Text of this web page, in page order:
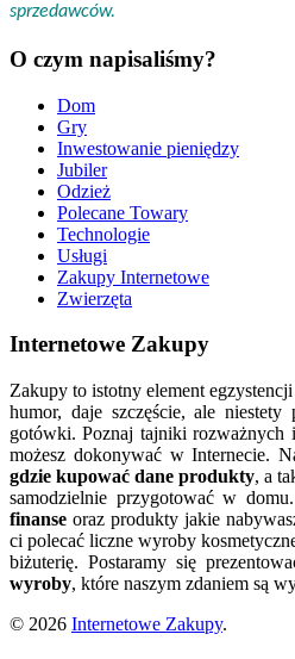
sprzedawców.
O czym napisaliśmy?
Dom
Gry
Inwestowanie pieniędzy
Jubiler
Odzież
Polecane Towary
Technologie
Usługi
Zakupy Internetowe
Zwierzęta
Internetowe Zakupy
Zakupy to istotny element
humor, daje szczęście, ale niestety
gotówki. Poznaj tajniki rozważnych
możesz dokonywać w Internecie.
gdzie kupować dane produkty, a
samodzielnie przygotować w
finanse oraz produkty jakie
ci polecać liczne wyroby
biżuterię. Postaramy się
wyroby, które naszym zdaniem są
© 2026 Internetowe Zakupy.